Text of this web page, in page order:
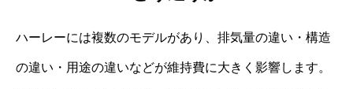
ハーレーには複数のモデルがあり、排気量の違い・構造
の違い・用途の違いなどが維持費に大きく影響します。